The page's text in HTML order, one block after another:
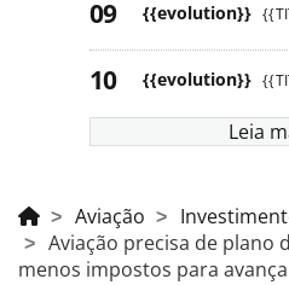
{{evolution}}
{{evolution}}
Leia
Aviação
Aviação precisa de plano
menos impostos para